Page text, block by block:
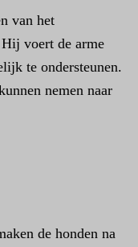
van het
voert de arme
te ondersteunen.
nemen naar
de honden na